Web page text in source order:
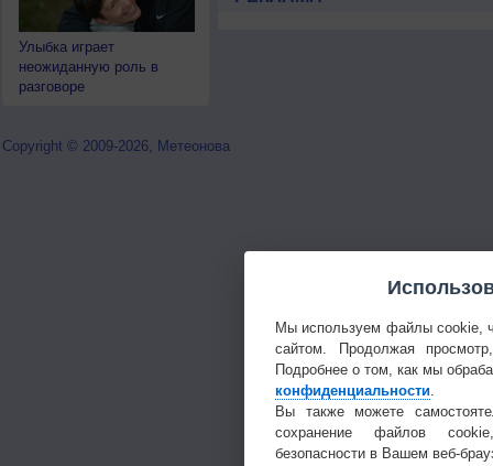
Улыбка играет
неожиданную роль в
разговоре
Copyright © 2009-2026, Метеонова
Мы используем файлы cookie,
сайтом. Продолжая
Подробнее о том, как мы
конфиденциальности.
Вы также можете
сохранение файлов
безопасности в Вашем веб-